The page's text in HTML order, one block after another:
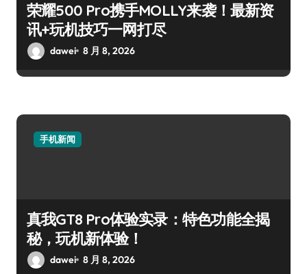
荣耀500 Pro携手MOLLY来袭！最新资
讯+玩机技巧一网打尽
dawei 8 月 8, 2026
手机新闻
真我GT8 Pro体验实录：特色功能全揭
秘，玩机新体验！
dawei 8 月 8, 2026